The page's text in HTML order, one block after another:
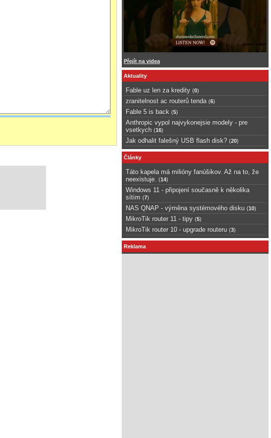
Přejít na videa
Aktuality
Fable uz len za kredity (0)
zranitelnost ac routerů tenda (6)
Fable 5 is back (5)
Anthropic vypol najvykonejsie modely - pre
vsetkych (16)
Jak odhalit falešný USB flash disk? (20)
Články
Táto kapela má milióny fanúšikov. Až na to, že
neexistuje.
(14)
Windows 11 - připojení současně k několika
sítím (7)
NAS QNAP - výměna systémového disku (10)
MikroTik router 11 - tipy (5)
MikroTik router 10 - upgrade routeru (3)
Reklama